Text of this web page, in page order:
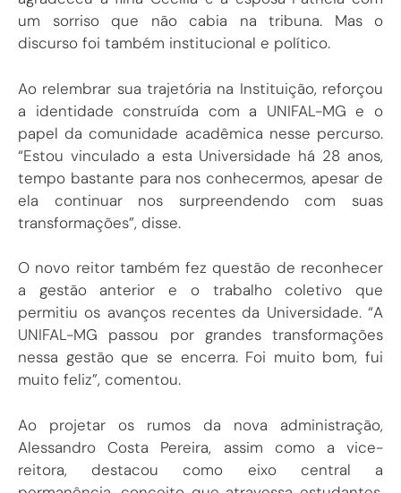
um sorriso que não cabia na tribuna. Mas o
discurso foi também institucional e político.
Ao relembrar sua trajetória na Instituição, reforçou
a identidade construída com a UNIFAL-MG e o
papel da comunidade acadêmica nesse percurso.
“Estou vinculado a esta Universidade há 28 anos,
tempo bastante para nos conhecermos, apesar de
ela continuar nos surpreendendo com suas
transformações”, disse.
O novo reitor também fez questão de reconhecer
a gestão anterior e o trabalho coletivo que
permitiu os avanços recentes da Universidade. “A
UNIFAL-MG passou por grandes transformações
nessa gestão que se encerra. Foi muito bom, fui
muito feliz”, comentou.
Ao projetar os rumos da nova administração,
Alessandro Costa Pereira, assim como a vice-
reitora, destacou como eixo central a
permanência, conceito que atravessa estudantes,